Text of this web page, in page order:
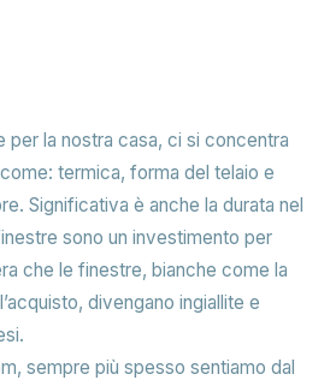
per la nostra casa, ci si concentra
termica, forma del telaio e
Significativa è anche la durata nel
sono un investimento per
che le finestre, bianche come la
divengano ingiallite e
sempre più spesso sentiamo dal